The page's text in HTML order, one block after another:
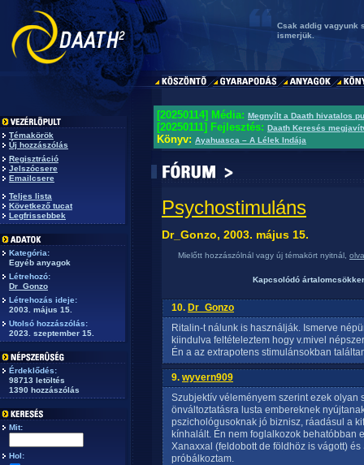
Csak addig vagyunk
ismerjük.
Témakörök
Új hozzászólás
Regisztráció
Jelszócsere
Emailcsere
Teljes lista
Következő tucat
Legfrissebbek
Kategória:
Egyéb anyagok
Létrehozó:
Dr_Gonzo
Létrehozás ideje:
2003. május 15.
Utolsó hozzászólás:
2023. szeptember 15.
Érdeklődés:
98713 letöltés
1390 hozzászólás
Mit:
Hol:
[20250114] Média: Megnyílt a Daath hivatalos
[20250111] Fejlesztés: Daath Keresés
Könyv: Ayahuasca – A Lélek Indája
Psychostimuláns
Dr_Gonzo, 2003. május 15.
Mielőtt hozzászólnál vagy új témakört nyitnál,
Kapcsolódó
10. Dr_Gonzo
Ritalin-t nálunk is használják. Ismerve
kiindulva feltételeztem hogy v.mivel
Én a az extrapotens stimulánsokban
9. wyvern909
Szubjektív véleményem szerint ezek
önváltoztatásra lusta embereknek
pszichológusoknak jó biznisz, ráadásul a
kínhalált. Én nem foglalkozok behatóbban
Xanaxxal (feldobott de földhöz is vágott)
próbálkoztam.